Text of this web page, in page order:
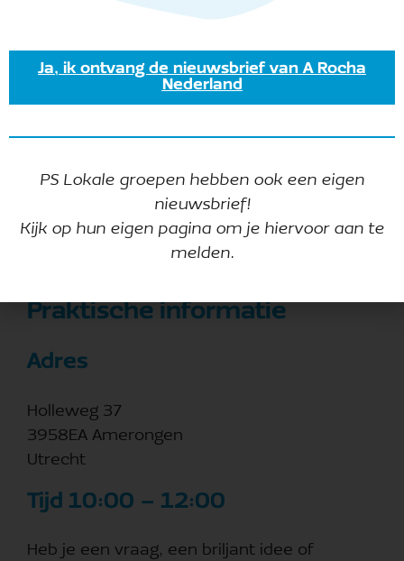
Dorpsakker de Parel viert het feest van de
tussen 10.00 en 12.00 naar de tuin om
bloembommetjes te maken. Laat zo je
omgeving nog meer groeien en bloeien.
Koffie, limonade en wat lekkers staan klaar.
Praktische informatie
Adres
Holleweg 37
3958EA Amerongen
Utrecht
Tijd 10:00 – 12:00
Heb je een vraag, een briljant idee of
Ja, ik ontvang de nieuwsbrief van A Rocha
Nederland
PS Lokale groepen hebben ook een eigen
nieuwsbrief!
Kijk op hun eigen pagina om je hiervoor aan te
melden.